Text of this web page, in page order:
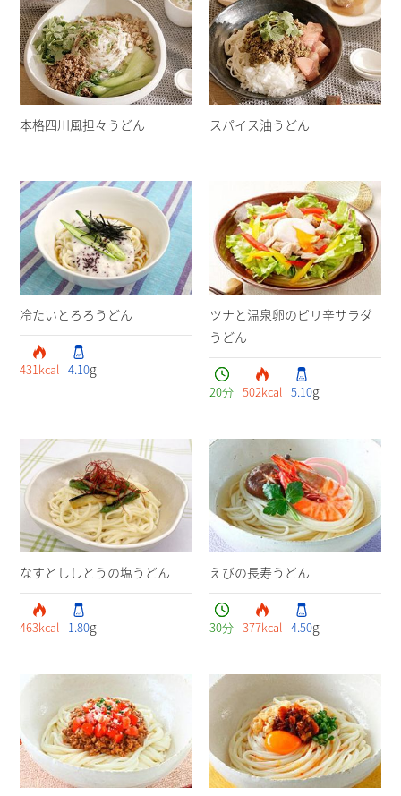
本格四川風担々うどん スパイス油うどん
冷たいとろろうどん
431kcal 4.10g
ツナと温泉卵のピリ辛サラダ
うどん
20分 502kcal 5.10g
なすとししとうの塩うどん
463kcal 1.80g
えびの長寿うどん
30分 377kcal 4.50g